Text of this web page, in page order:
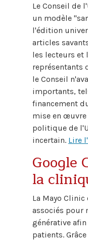
Le Conseil de
un modèle
l'édition
articles
les lecteurs et
représentants
le Conseil
importants,
financement
mise en
politique de
incertain. Lire
Google
la
La Mayo
associés pour
générative
patients.